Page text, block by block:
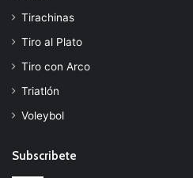
Tirachinas
Tiro al Plato
Tiro con Arco
Triatlón
Voleybol
Subscribete